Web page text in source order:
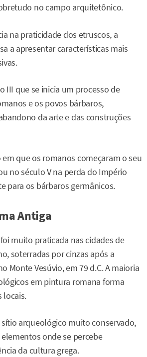
no campo arquitetônico.
na praticidade dos etruscos, a
a apresentar características mais
III que se inicia um processo de
e os povos bárbaros,
da arte e das construções
que os romanos começaram o seu
no século V na perda do Império
para os bárbaros germânicos.
Antiga
muito praticada nas cidades de
soterradas por cinzas após a
Monte Vesúvio, em 79 d.C. A maioria
em pintura romana forma
locais.
arqueológico muito conservado,
onde se percebe
da cultura grega.